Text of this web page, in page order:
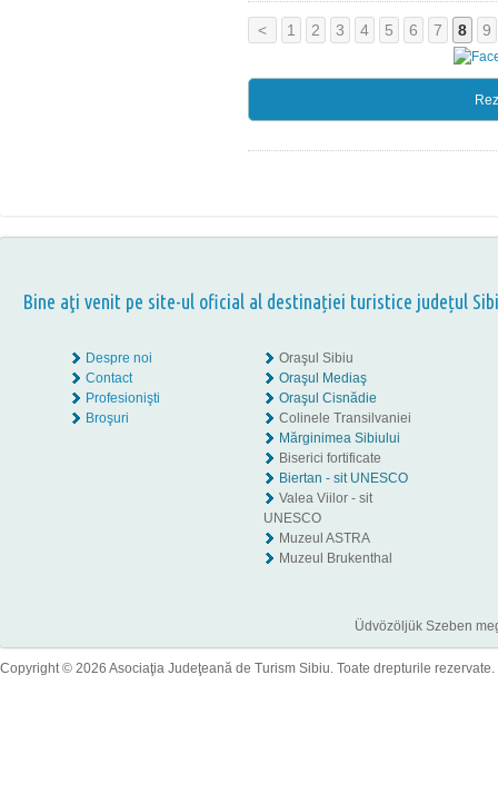
< 1 2 3 4 5 6 7 8 9
Bine aţi venit pe site-ul oficial al destinației turistice județul
Despre noi
Contact
Profesionişti
Broşuri
Oraşul Sibiu
Oraşul Mediaş
Oraşul Cisnădie
Colinele Transilvaniei
Mărginimea Sibiului
Biserici fortificate
Biertan - sit UNESCO
Valea Viilor - sit
UNESCO
Muzeul ASTRA
Muzeul Brukenthal
Üdvözöljük Szeben
Copyright © 2026 Asociaţia Judeţeană de Turism Sibiu. Toate drepturile rezervate.